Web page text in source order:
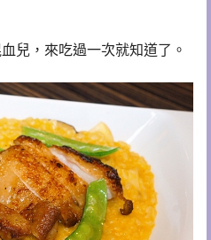
兒，來吃過一次就知道了。